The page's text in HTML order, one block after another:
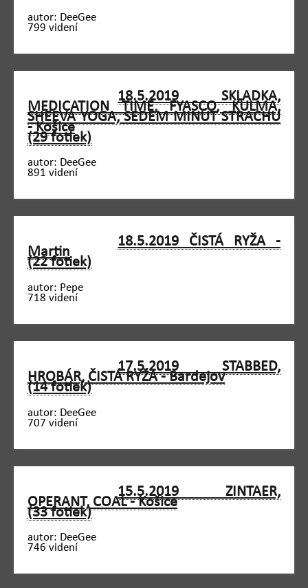
autor: DeeGee
799 videní
18.5.2019 SKLADKA,
MEDICATION TIME, FYASCO, KULMA,
SHEEVA YOGA, SEDEM MINÚT STRACHU
- Košice
(29 fotiek)
autor: DeeGee
891 videní
18.5.2019 ČISTÁ RYŽA -
Martin
(22 fotiek)
autor: Pepe
718 videní
17.5.2019 STABBED,
HROBÁR, ČISTÁ RYŽA - Bardejov
(14 fotiek)
autor: DeeGee
707 videní
15.5.2019 ZINTAER,
OPERANT, COAL - Košice
(33 fotiek)
autor: DeeGee
746 videní